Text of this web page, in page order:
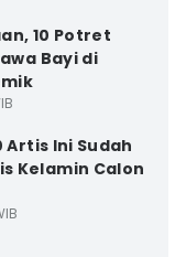
10 Potret
Bayi di
Artis Ini Sudah
Kelamin Calon